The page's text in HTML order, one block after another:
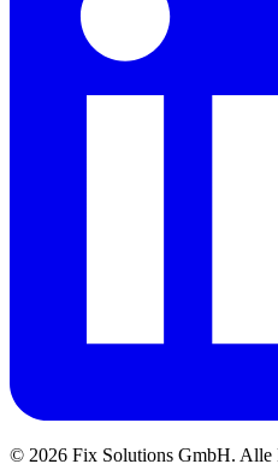
© 2026 Fix Solutions GmbH. Alle